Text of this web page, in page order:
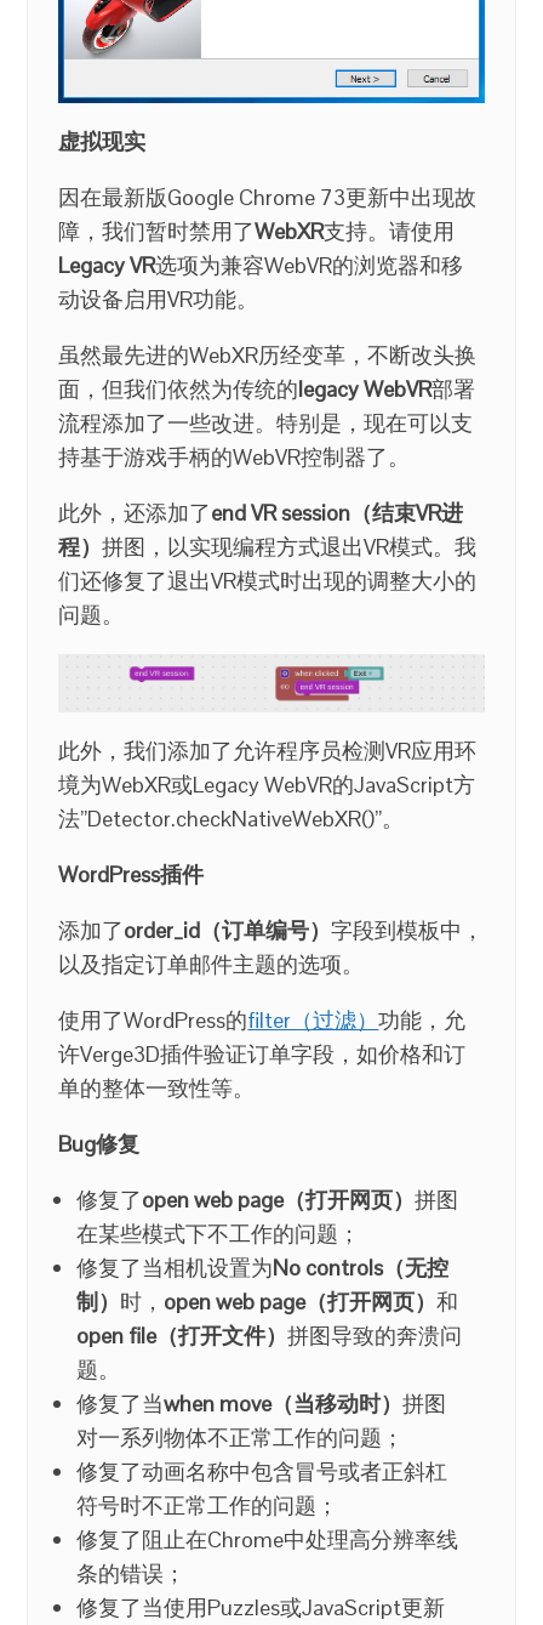
虚拟现实
因在最新版Google Chrome 73更新中出现故
障，我们暂时禁用了WebXR支持。请使用
Legacy VR选项为兼容WebVR的浏览器和移
动设备启用VR功能。
虽然最先进的WebXR历经变革，不断改头换
面，但我们依然为传统的legacy WebVR部署
流程添加了一些改进。特别是，现在可以支
持基于游戏手柄的WebVR控制器了。
此外，还添加了end VR session（结束VR进
程）拼图，以实现编程方式退出VR模式。我
们还修复了退出VR模式时出现的调整大小的
问题。
此外，我们添加了允许程序员检测VR应用环
境为WebXR或Legacy WebVR的JavaScript方
法”Detector.checkNativeWebXR()”。
WordPress插件
添加了order_id（订单编号）字段到模板中，
以及指定订单邮件主题的选项。
使用了WordPress的filter（过滤）功能，允
许Verge3D插件验证订单字段，如价格和订
单的整体一致性等。
Bug修复
修复了open web page（打开网页）拼图
在某些模式下不工作的问题；
修复了当相机设置为No controls（无控
制） 时， open web page（打开网页）和
open file（打开文件）拼图导致的奔溃问
题。
修复了当when move（当移动时）拼图
对一系列物体不正常工作的问题；
修复了动画名称中包含冒号或者正斜杠
符号时不正常工作的问题；
修复了阻止在Chrome中处理高分辨率线
条的错误；
修复了当使用Puzzles或JavaScript更新